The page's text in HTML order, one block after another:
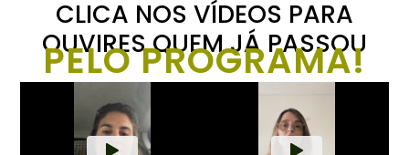
CLICA NOS VÍDEOS PARA
OUVIRES QUEM JÁ PASSOU
PELO PROGRAMA!